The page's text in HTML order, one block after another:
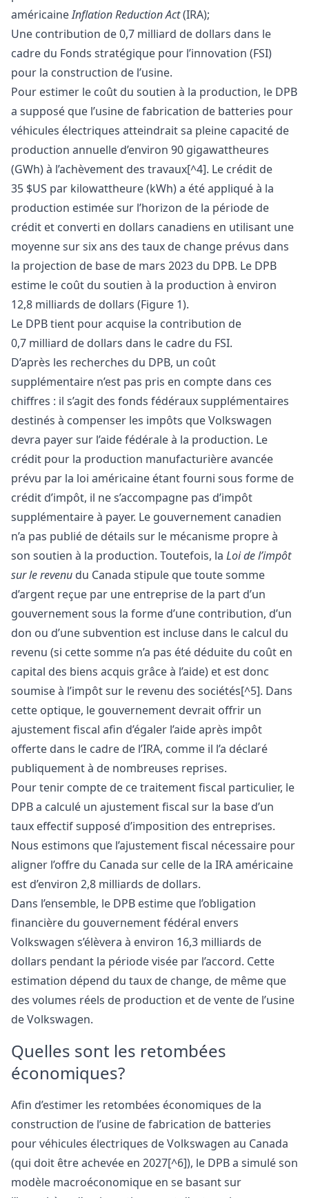
américaineInflation Reduction Act(IRA);
Une contribution de 0,7 milliard de dollars dans le
cadre du Fonds stratégique pour l’innovation (FSI)
pour la construction de l’usine.
Pour estimer le coût du soutien à la production, le DPB
a supposé que l’usine de fabrication de batteries pour
véhicules électriques atteindrait sa pleine capacité de
production annuelle d’environ 90 gigawattheures
(GWh) à l’achèvement des travaux[^4]. Le crédit de
35 $US par kilowattheure (kWh) a été appliqué à la
production estimée sur l’horizon de la période de
crédit et converti en dollars canadiens en utilisant une
moyenne sur six ans des taux de change prévus dans
la projection de base de mars 2023 du DPB. Le DPB
estime le coût du soutien à la production à environ
12,8 milliards de dollars (Figure 1).
Le DPB tient pour acquise la contribution de
0,7 milliard de dollars dans le cadre du FSI.
D’après les recherches du DPB, un coût
supplémentaire n’est pas pris en compte dans ces
chiffres : il s’agit des fonds fédéraux supplémentaires
destinés à compenser les impôts que Volkswagen
devra payer sur l’aide fédérale à la production. Le
crédit pour la production manufacturière avancée
prévu par la loi américaine étant fourni sous forme de
crédit d’impôt, il ne s’accompagne pas d’impôt
supplémentaire à payer. Le gouvernement canadien
n’a pas publié de détails sur le mécanisme propre à
son soutien à la production. Toutefois, la Loi de l’impôt
sur le revenu du Canada stipule que toute somme
d’argent reçue par une entreprise de la part d’un
gouvernement sous la forme d’une contribution, d’un
don ou d’une subvention est incluse dans le calcul du
revenu (si cette somme n’a pas été déduite du coût en
capital des biens acquis grâce à l’aide) et est donc
soumise à l’impôt sur le revenu des sociétés[^5]. Dans
cette optique, le gouvernement devrait offrir un
ajustement fiscal afin d’égaler l’aide après impôt
offerte dans le cadre de l’IRA, comme il l’a déclaré
publiquement à de nombreuses reprises.
Pour tenir compte de ce traitement fiscal particulier, le
DPB a calculé un ajustement fiscal sur la base d’un
taux effectif supposé d’imposition des entreprises.
Nous estimons que l’ajustement fiscal nécessaire pour
aligner l’offre du Canada sur celle de la IRA américaine
est d’environ 2,8 milliards de dollars.
Dans l’ensemble, le DPB estime que l’obligation
financière du gouvernement fédéral envers
Volkswagen s’élèvera à environ 16,3 milliards de
dollars pendant la période visée par l’accord. Cette
estimation dépend du taux de change, de même que
des volumes réels de production et de vente de l’usine
de Volkswagen.
Quelles sont les retombées
économiques?
Afin d’estimer les retombées économiques de la
construction de l’usine de fabrication de batteries
pour véhicules électriques de Volkswagen au Canada
(qui doit être achevée en 2027[^6]), le DPB a simulé son
modèle macroéconomique en se basant sur